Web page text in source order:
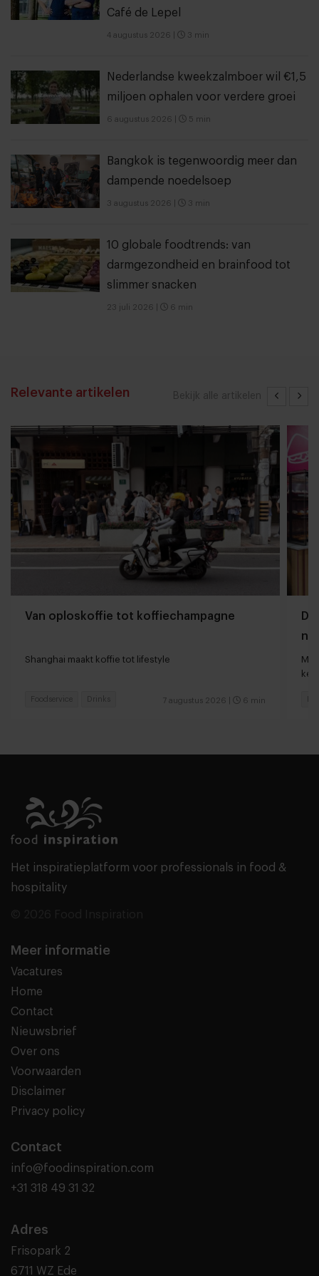
Café de Lepel
4 augustus 2026 3 min
Nederlandse kweekzalmboer wil €1,5
miljoen ophalen voor verdere groei
6 augustus 2026 5 min
Bangkok is tegenwoordig meer dan
dampende noedelsoep
3 augustus 2026 3 min
10 globale foodtrends: van
darmgezondheid en brainfood tot
slimmer snacken
23 juli 2026 6 min
Bekijk alle artikelen
Relevante artikelen
Van oploskoffie tot koffiechampagne
Shanghai maakt koffie tot lifestyle
7 augustus 2026 6 min
Foodservice Drinks
Het inspiratieplatform voor professionals in food &
hospitality
Meer informatie
Vacatures
Home
Contact
Nieuwsbrief
Over ons
Voorwaarden
Disclaimer
Privacy policy
Contact
info@foodinspiration.com
+31 318 49 31 32
Adres
Frisopark 2
6711 WZ Ede